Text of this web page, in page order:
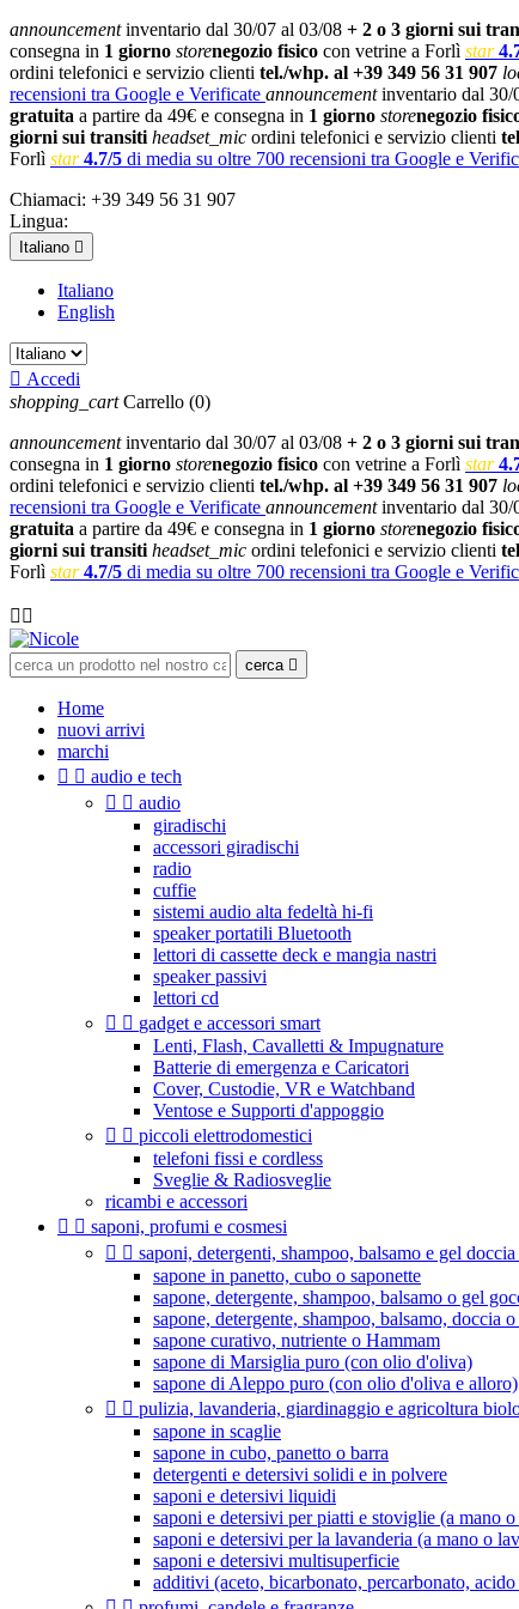
announcementinventario dal 30/07 al 03/08 + 2 o 3 giorni sui
consegna in 1 giorno storenegozio fisico con vetrine a Forlì star
ordini telefonici e servizio clienti tel./whp. al +39 349 56 31 907
recensioni tra Google e Verificate announcementinventario dal 30/
gratuita a partire da 49€ e consegna in 1 giorno storenegozio
giorni sui transiti headset_mic ordini telefonici e servizio clienti
Forlì star 4.7/5 di media su oltre 700 recensioni tra Google e
Chiamaci: +39 349 56 31 907
Lingua:
Italiano 
Italiano
English
 Accedi
shopping_cart Carrello (0)
announcementinventario dal 30/07 al 03/08 + 2 o 3 giorni sui
consegna in 1 giorno storenegozio fisico con vetrine a Forlì star
ordini telefonici e servizio clienti tel./whp. al +39 349 56 31 907
recensioni tra Google e Verificate announcementinventario dal 30/
gratuita a partire da 49€ e consegna in 1 giorno storenegozio
giorni sui transiti headset_mic ordini telefonici e servizio clienti
Forlì star 4.7/5 di media su oltre 700 recensioni tra Google e

cerca 
Home
nuovi arrivi
marchi
  audio e tech
  audio
giradischi
accessori giradischi
radio
cuffie
sistemi audio alta fedeltà hi-fi
speaker portatili Bluetooth
lettori di cassette deck e mangia nastri
speaker passivi
lettori cd
  gadget e accessori smart
Lenti, Flash, Cavalletti & Impugnature
Batterie di emergenza e Caricatori
Cover, Custodie, VR e Watchband
Ventose e Supporti d'appoggio
  piccoli elettrodomestici
telefoni fissi e cordless
Sveglie & Radiosveglie
ricambi e accessori
  saponi, profumi e cosmesi
  saponi, detergenti, shampoo, balsamo e gel
sapone in panetto, cubo o saponette
sapone, detergente, shampoo, balsamo o gel
sapone, detergente, shampoo, balsamo, doccia
sapone curativo, nutriente o Hammam
sapone di Marsiglia puro (con olio d'oliva)
sapone di Aleppo puro (con olio d'oliva e alloro)
  pulizia, lavanderia, giardinaggio e agricoltura
sapone in scaglie
sapone in cubo, panetto o barra
detergenti e detersivi solidi e in polvere
saponi e detersivi liquidi
saponi e detersivi per piatti e stoviglie (a mano
saponi e detersivi per la lavanderia (a mano o
saponi e detersivi multisuperficie
additivi (aceto, bicarbonato, percarbonato,